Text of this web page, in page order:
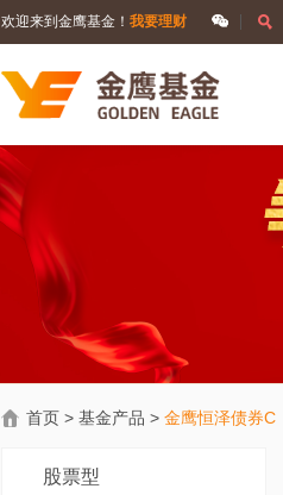
欢迎来到金鹰基金！ 我要理财
首页 > 基金产品 > 金鹰恒泽债券C
股票型